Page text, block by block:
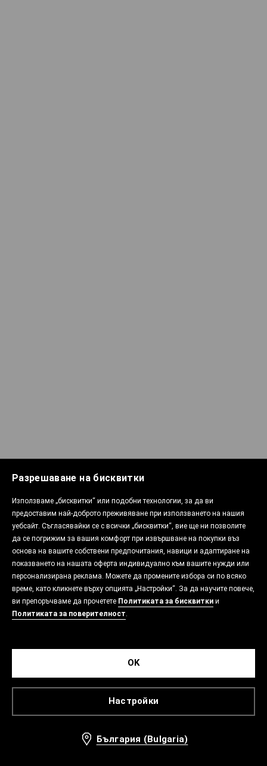
Разрешаване на бисквитки
Използваме „бисквитки“ или подобни технологии, за да ви
предоставим най-доброто преживяване при използването на нашия
уебсайт. Съгласявайки се с всички „бисквитки“, вие ще ни позволите
да се погрижим за вашия комфорт при извършване на покупки въз
основа на вашите собствени предпочитания, навици и адаптиране на
показването на нашата оферта индивидуално към вашите нужди или
персонализирана реклама. Можете да промените избора си по всяко
време, като кликнете върху опцията „Настройки“. За да научите повече,
ви препоръчваме да прочетете Политиката за бисквитки и
Политиката за поверителност.
Настройки
OK
България (Bulgaria)